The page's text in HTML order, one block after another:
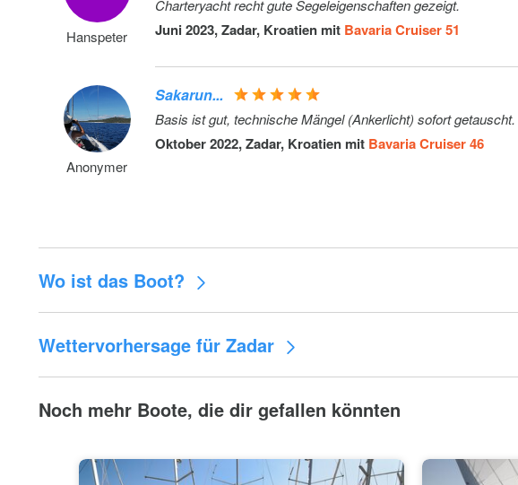
Hanspeter
Charteryacht recht gute Segeleigenschaften gezeigt.
Juni 2023, Zadar, Kroatien mit Bavaria Cruiser 51
Anonymer
Sakarun...
Oktober 2022, Zadar, Kroatien mit Bavaria Cruiser 46
Wo ist das Boot?
Wettervorhersage für Zadar
Noch mehr Boote, die dir gefallen könnten